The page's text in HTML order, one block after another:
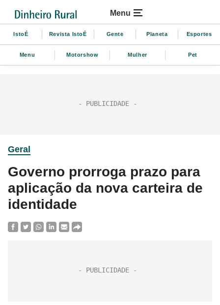
Menu
IstoÉ Revista IstoÉ Gente Planeta Esportes
Menu Motorshow Mulher Pet
Geral
Governo prorroga prazo para
aplicação da nova carteira de
identidade